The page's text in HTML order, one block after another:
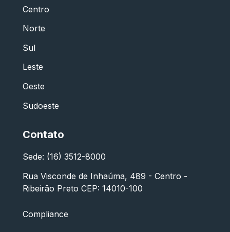
Centro
Norte
Sul
Leste
Oeste
Sudoeste
Contato
Sede: (16) 3512-8000
Rua Visconde de Inhaúma, 489 - Centro -
Ribeirão Preto CEP: 14010-100
Compliance